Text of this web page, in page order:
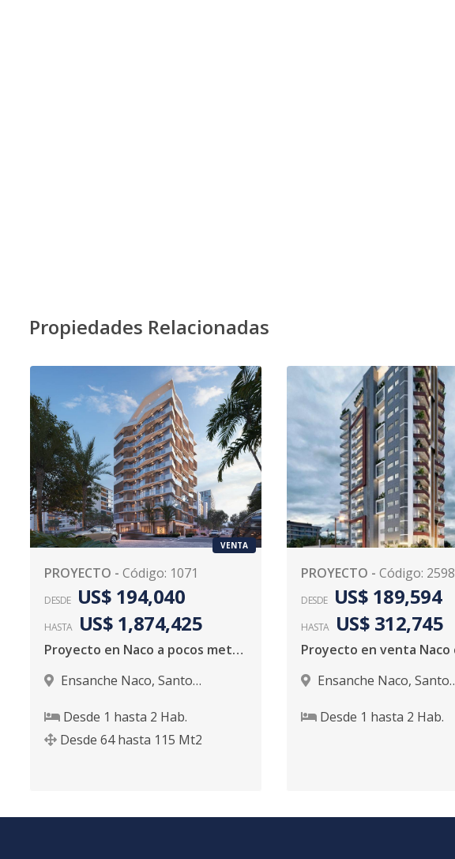
Propiedades Relacionadas
VENTA
PROYECTO - Código: 1071
DESDE US$ 194,040
HASTA US$ 1,874,425
Proyecto en Naco a pocos metros del club
Ensanche Naco, Santo
Desde 1 hasta 2 Hab.
Desde 64 hasta 115 Mt2
PROYECTO - Código: 2598
DESDE US$ 189,594
HASTA US$ 312,745
Ensanche Naco, Santo
Desde 1 hasta 2 Hab.